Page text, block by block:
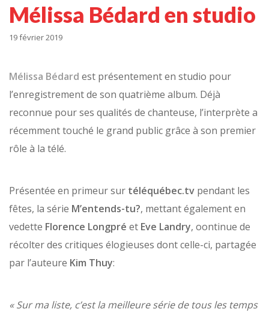
Mélissa Bédard en studio
19 février 2019
Mélissa Bédard est présentement en studio pour
l’enregistrement de son quatrième album. Déjà
reconnue pour ses qualités de chanteuse, l’interprète a
récemment touché le grand public grâce à son premier
rôle à la télé.
Présentée en primeur sur téléquébec.tv pendant les
fêtes, la série M’entends-tu?, mettant également en
vedette Florence Longpré et Eve Landry, oontinue de
récolter des critiques élogieuses dont celle-ci, partagée
par l’auteure Kim Thuy:
« Sur ma liste, c’est la meilleure série de tous les temps